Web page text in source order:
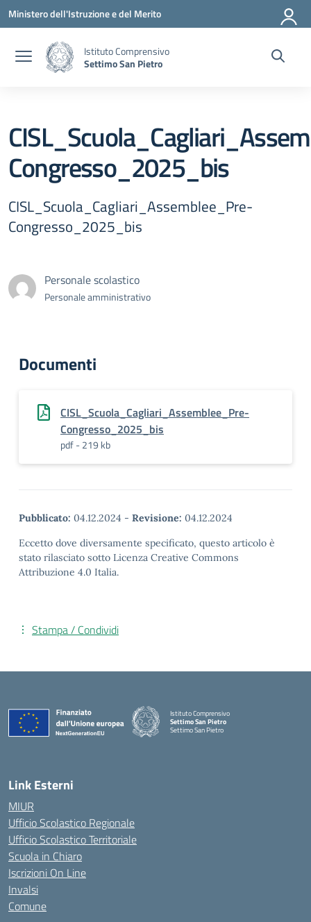
Vai ai contenuti
Vai al menu di navigazione
Vai al footer
Ministero dell'Istruzione e del Merito
Istituto Comprensivo
Settimo San Pietro
Congresso_2025_bis
CISL_Scuola_Cagliari_Assemblee_Pre-
Congresso_2025_bis
Personale scolastico
Personale amministrativo
Documenti
CISL_Scuola_Cagliari_Assemblee_Pre-
Congresso_2025_bis
pdf - 219 kb
Pubblicato: 04.12.2024 - Revisione: 04.12.2024
Eccetto dove diversamente specificato, questo articolo è
stato rilasciato sotto Licenza Creative Commons
Attribuzione 4.0 Italia.
Stampa / Condividi
Istituto Comprensivo
Settimo San Pietro
Settimo San Pietro
Link Esterni
MIUR
Ufficio Scolastico Regionale
Ufficio Scolastico Territoriale
Scuola in Chiaro
Iscrizioni On Line
Invalsi
Comune